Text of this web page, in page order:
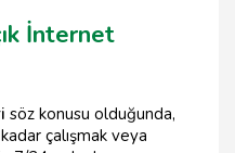
İnternet
söz konusu olduğunda,
çalışmak veya